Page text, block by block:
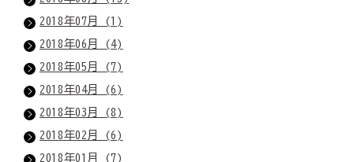
2018年07月 (1)
2018年06月 (4)
2018年05月 (7)
2018年04月 (6)
2018年03月 (8)
2018年02月 (6)
2018年01月 (7)